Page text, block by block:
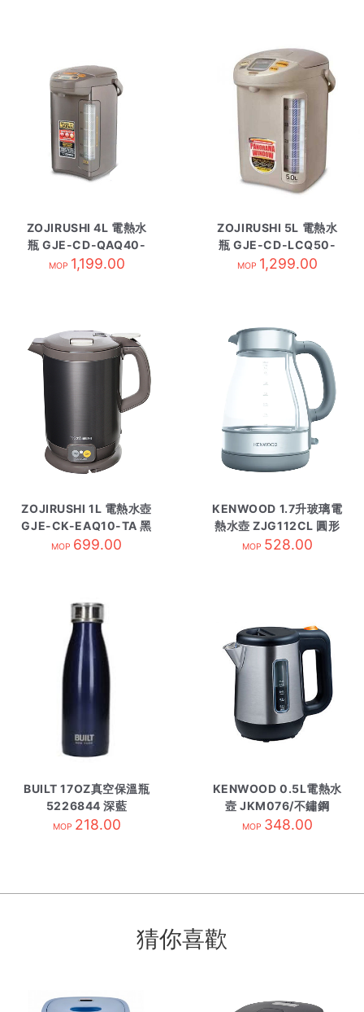
ZOJIRUSHI 4L 電熱水
瓶 GJE-CD-QAQ40-
TA
MOP 1,199.00
ZOJIRUSHI 5L 電熱水
瓶 GJE-CD-LCQ50-
TK 啡色
MOP 1,299.00
ZOJIRUSHI 1L 電熱水壺
GJE-CK-EAQ10-TA 黑
MOP 699.00
KENWOOD 1.7升玻璃電
熱水壺 ZJG112CL 圓形
MOP 528.00
BUILT 17OZ真空保溫瓶
5226844 深藍
MOP 218.00
KENWOOD 0.5L電熱水
壼 JKM076/不鏽鋼
MOP 348.00
猜你喜歡